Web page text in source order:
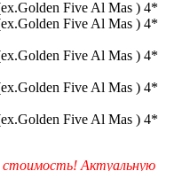
стоимость! Актуальную